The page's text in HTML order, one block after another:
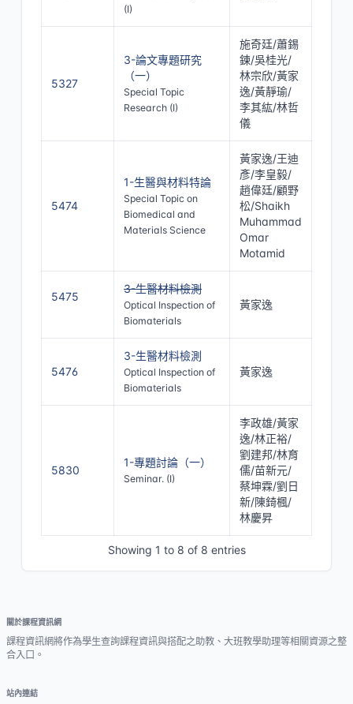
(I)
5327
3-論文專題研究
（一）
Special Topic
Research (I)
施奇廷/蕭錫
鍊/吳桂光/
林宗欣/黃家
逸/黃靜瑜/
李其紘/林哲
儀
5474
1-生醫與材料特論
Special Topic on
Biomedical and
Materials Science
黃家逸/王迪
彥/李皇毅/
趙偉廷/顧野
松/Shaikh
Muhammad
Omar
Motamid
5475
3-生醫材料檢測
Optical Inspection of
Biomaterials
黃家逸
5476
3-生醫材料檢測
Optical Inspection of
Biomaterials
黃家逸
5830
1-專題討論（一）
Seminar. (I)
李政雄/黃家
逸/林正裕/
劉建邦/林育
儒/苗新元/
蔡坤霖/劉日
新/陳錡楓/
林慶昇
Showing 1 to 8 of 8 entries
關於課程資訊網
課程資訊網將作為學生查詢課程資訊與搭配之助教、大班教學助理等相關資源之整
合入口。
站內連結